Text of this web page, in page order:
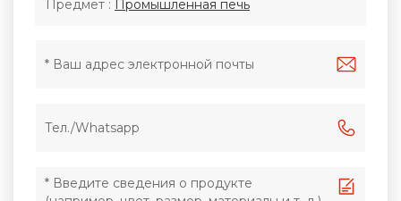
Предмет : Промышленная печь